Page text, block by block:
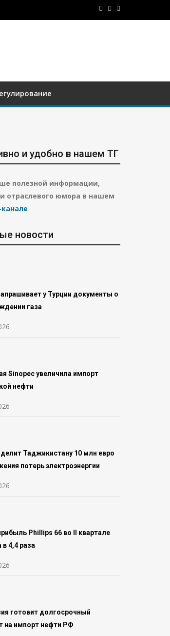
и удобно в нашем ТГ
полезной информации,
отраслевого юмора в нашем
новости
у Турции документы о
газа
Sinopec увеличила импорт
нефти
Таджикистану 10 млн евро
потерь электроэнергии
Phillips 66 во ll квартале
4,4 раза
готовит долгосрочный
на импорт нефти РФ